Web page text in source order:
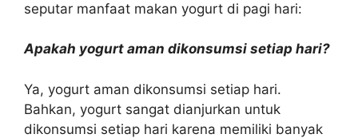
seputar manfaat makan yogurt di pagi hari:
Apakah yogurt aman dikonsumsi setiap hari?
Ya, yogurt aman dikonsumsi setiap hari.
Bahkan, yogurt sangat dianjurkan untuk
dikonsumsi setiap hari karena memiliki banyak